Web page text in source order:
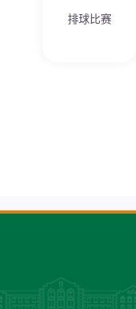
排球比赛